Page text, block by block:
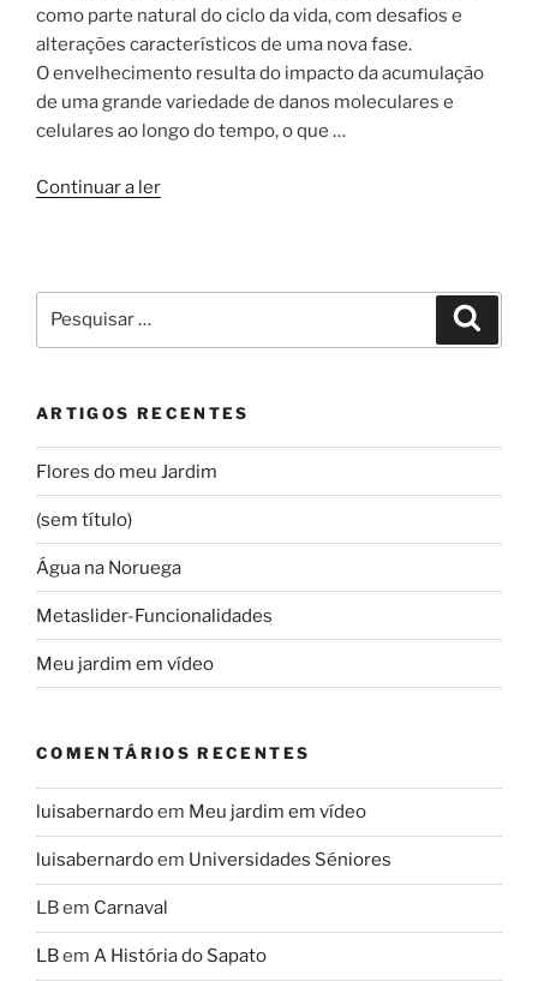
como parte natural do ciclo da vida, com desafios e
alterações característicos de uma nova fase.
O envelhecimento resulta do impacto da acumulação
de uma grande variedade de danos moleculares e
celulares ao longo do tempo, o que …
Continuar a ler“Terceira
por:
ARTIGOS RECENTES
Flores do meu Jardim
(sem título)
Água na Noruega
Metaslider-Funcionalidades
Meu jardim em vídeo
COMENTÁRIOS RECENTES
luisabernardoem Meu jardim em vídeo
luisabernardoem Universidades Séniores
LBem Carnaval
LBem A História do Sapato